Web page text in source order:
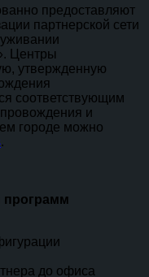
предоставляют
партнерской сети
Центры
утвержденную
соответствующим
и
городе можно
.
программ
до офиса